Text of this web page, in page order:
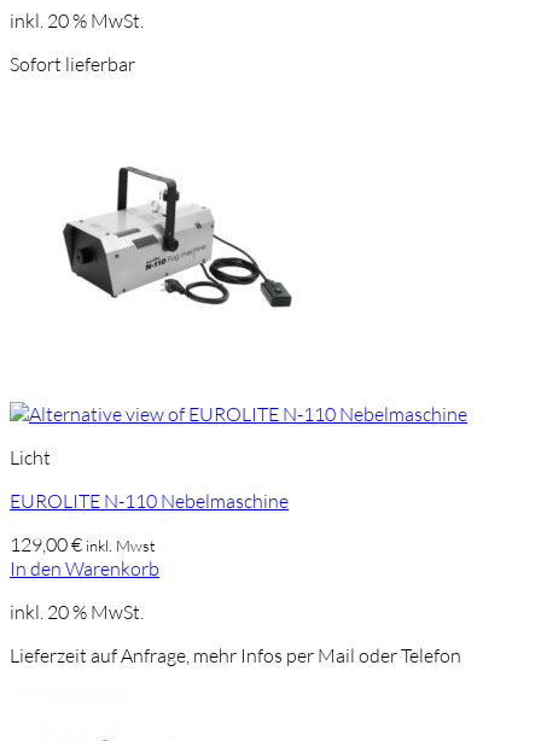
inkl. 20 % MwSt.
Sofort lieferbar
Licht
EUROLITE N-110 Nebelmaschine
129,00€ inkl. Mwst
In den Warenkorb
inkl. 20 % MwSt.
Lieferzeit auf Anfrage, mehr Infos per Mail oder Telefon